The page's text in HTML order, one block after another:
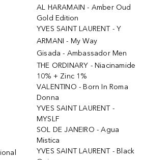
AL HARAMAIN - Amber Oud
Gold Edition
YVES SAINT LAURENT - Y
ARMANI - My Way
Gisada - Ambassador Men
THE ORDINARY - Niacinamide
10% + Zinc 1%
VALENTINO - Born In Roma
Donna
YVES SAINT LAURENT -
MYSLF
SOL DE JANEIRO - Agua
Mistica
YVES SAINT LAURENT - Black